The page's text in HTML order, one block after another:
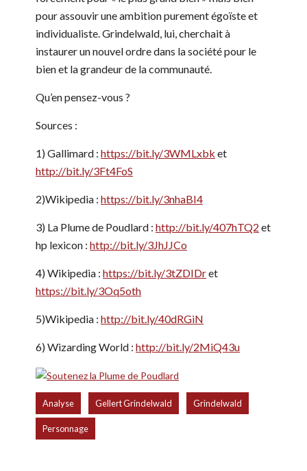
pour assouvir une ambition purement égoïste et
individualiste. Grindelwald, lui, cherchait à
instaurer un nouvel ordre dans la société pour le
bien et la grandeur de la communauté.
Qu’en pensez-vous ?
Sources :
1) Gallimard : https://bit.ly/3WMLxbk et
http://bit.ly/3Ft4FoS
2)Wikipedia : https://bit.ly/3nhaBI4
3) La Plume de Poudlard : http://bit.ly/407hTQ2 et
hp lexicon : http://bit.ly/3JhJJCo
4) Wikipedia : https://bit.ly/3tZDIDret
https://bit.ly/3Oq5oth
5)Wikipedia : http://bit.ly/40dRGiN
6) Wizarding World : http://bit.ly/2MiQ43u
Analyse Gellert Grindelwald Grindelwald
Personnage